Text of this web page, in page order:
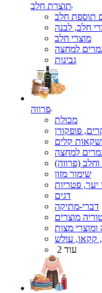
תוצרת חלב
תוספת חלב
חלב, לבנה
מוצרי חלב
למחצה
גבינות
פרווה
מכולת
פופקורן
קלים
למחצה
(פרווה)
שימור מזון
יער, פטריות
דגים
דברי-מתיקה
מוצרים
מצות
קקאו, עולש
עוד 2